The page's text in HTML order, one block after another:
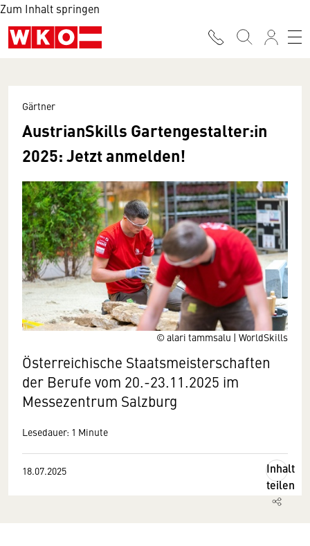
Zum Inhalt springen
© alari tammsalu | WorldSkills
Gärtner
AustrianSkills Gartengestalter:in
2025: Jetzt anmelden!
Österreichische Staatsmeisterschaften
der Berufe vom 20.-23.11.2025 im
Messezentrum Salzburg
Lesedauer: 1 Minute
18.07.2025
Inhalt
teilen